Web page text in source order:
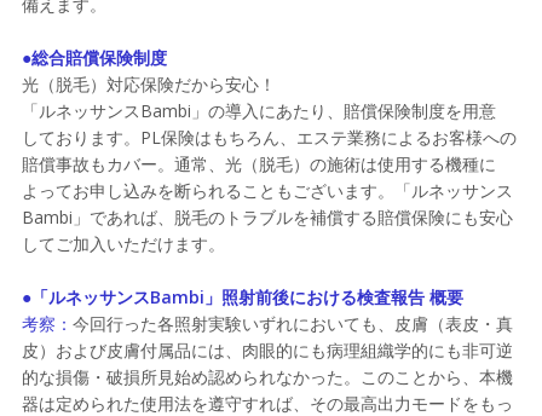
●総合賠償保険制度
光（脱毛）対応保険だから安心！
「ルネッサンスBambi」の導入にあたり、賠償保険制度を用意
しております。PL保険はもちろん、エステ業務によるお客様への
賠償事故もカバー。通常、光（脱毛）の施術は使用する機種に
よってお申し込みを断られることもございます。「ルネッサンス
Bambi」であれば、脱毛のトラブルを補償する賠償保険にも安心
してご加入いただけます。
●「ルネッサンスBambi」照射前後における検査報告 概要
考察： 今回行った各照射実験いずれにおいても、皮膚（表皮・真
皮）および皮膚付属品には、肉眼的にも病理組織学的にも非可逆
的な損傷・破損所見始め認められなかった。このことから、本機
器は定められた使用法を遵守すれば、その最高出力モードをもっ